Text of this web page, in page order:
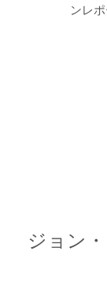
ンレ
ジョン